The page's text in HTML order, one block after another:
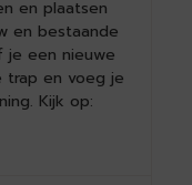
en plaatsen
en bestaande
je een nieuwe
trap en voeg je
Kijk op: